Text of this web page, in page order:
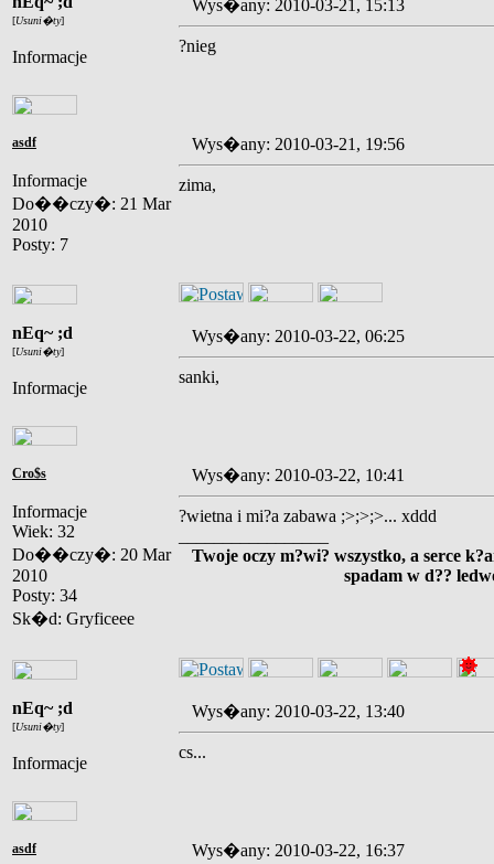
[Usuni�ty]
Informacje
Wys�any: 2010-03-21, 15:13
?nieg
asdf
Informacje
Do��czy�: 21 Mar
2010
Posty: 7
Wys�any: 2010-03-21, 19:56
zima,
nEq~ ;d
[Usuni�ty]
Informacje
Wys�any: 2010-03-22, 06:25
sanki,
Cro$s
Informacje
Wiek: 32
Do��czy�: 20 Mar
2010
Posty: 34
Sk�d: Gryficeee
Wys�any: 2010-03-22, 10:41
?wietna i mi?a zabawa ;>;>;>... xddd
Twoje oczy m?wi? wszystko, a serce
spadam w d??
nEq~ ;d
[Usuni�ty]
Informacje
Wys�any: 2010-03-22, 13:40
cs...
asdf Wys�any: 2010-03-22, 16:37